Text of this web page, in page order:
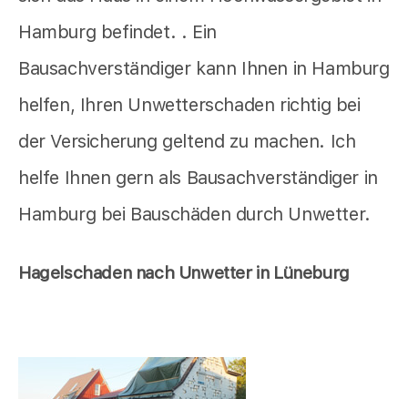
Hamburg befindet. . Ein
Bausachverständiger kann Ihnen in Hamburg
helfen, Ihren Unwetterschaden richtig bei
der Versicherung geltend zu machen. Ich
helfe Ihnen gern als Bausachverständiger in
Hamburg bei Bauschäden durch Unwetter.
Hagelschaden nach Unwetter in Lüneburg